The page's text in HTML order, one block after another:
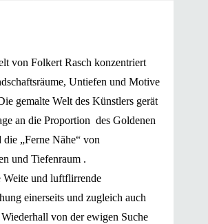
von Folkert Rasch konzentriert
Untiefen und Motive
gemalte Welt des Künstlers gerät
an die Proportion des Goldenen
die „Ferne Nähe“ von
und Tiefenraum .
Weite und luftflirrende
einerseits und zugleich auch
Wiederhall von der ewigen Suche
in Wilhelmshaven
bei den ProfessorenLienhard und
undHermann Albert.
von Professor Albert
Tätigkeit in Hamburg
und arbeitet Folkert Rasch in